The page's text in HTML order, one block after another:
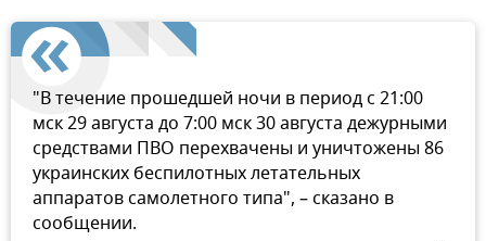
"В течение прошедшей ночи в период с 21:00
мск 29 августа до 7:00 мск 30 августа дежурными
средствами ПВО перехвачены и уничтожены 86
украинских беспилотных летательных
аппаратов самолетного типа", – сказано в
сообщении.